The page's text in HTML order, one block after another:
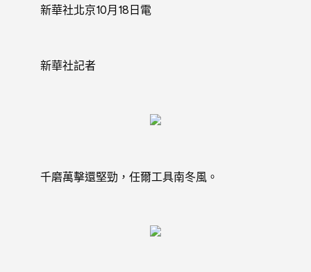
新華社北京10月18日電
新華社記者
千磨萬擊還堅勁，任爾工具南冬風。